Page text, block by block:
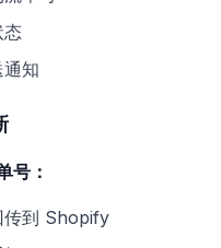
态
知
号：
传到 Shopify